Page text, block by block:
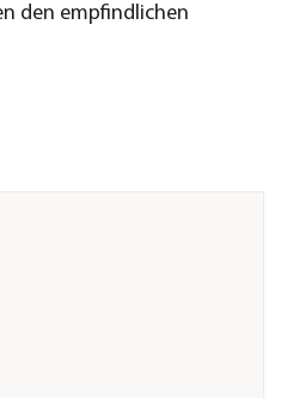
den empfindlichen